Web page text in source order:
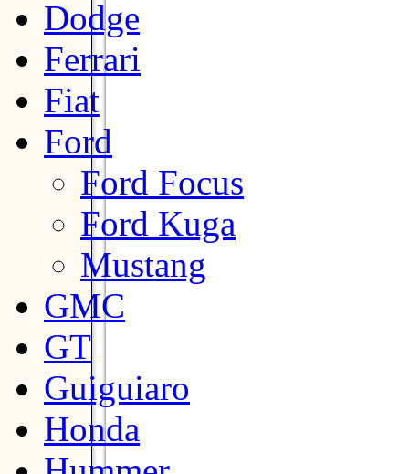
Dodge
Ferrari
Fiat
Ford
Ford Focus
Ford Kuga
Mustang
GMC
GT
Guiguiaro
Honda